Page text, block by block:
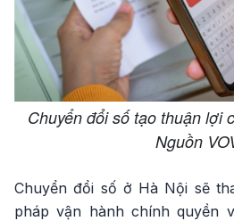
Chuyển đổi số tạo thuận lợi
Nguồn
Chuyển đổi số ở Hà Nội sẽ
pháp vận hành chính quyền